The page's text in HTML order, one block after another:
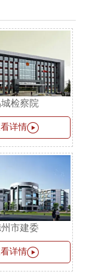
检察院
详情
市建委
详情